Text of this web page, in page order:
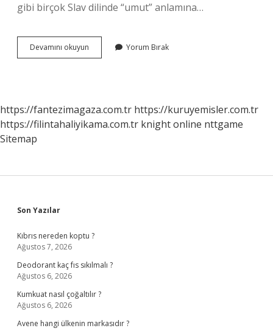
gibi birçok Slav dilinde “umut” anlamına…
Devamını okuyun
Arapça
Yorum Bırak
https://fantezimagaza.com.tr https://kuruyemisler.com.tr
https://filintahaliyikama.com.tr knight online nttgame
Sitemap
Sidebar
Son Yazılar
Kıbrıs nereden koptu ?
Ağustos 7, 2026
Deodorant kaç fıs sıkılmalı ?
Ağustos 6, 2026
Kumkuat nasıl çoğaltılır ?
Ağustos 6, 2026
Avene hangi ülkenin markasıdır ?